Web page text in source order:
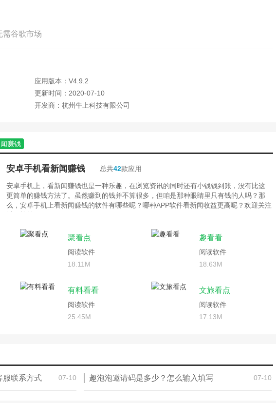
需谷歌市场
应用版本：V4.9.2
更新时间：2020-07-10
开发商：杭州牛上科技有限公司
赚钱
安卓手机看新闻赚钱 总共42款应用
安卓手机上，看新闻赚钱也是一种乐趣，在浏览资讯的同时还有小钱钱到账，没有比这
更简单的赚钱方法了。虽然赚到的钱并不算很多，但咱是那种眼睛里只有钱的人吗？那
么，安卓手机上看新闻赚钱的软件有哪些呢？哪种APP软件看新闻收益更高呢？欢迎关注
聚看点
阅读软件
18.11M
趣看看
阅读软件
18.63M
有料看看
阅读软件
25.45M
文旅看点
阅读软件
17.13M
服联系方式 07-10 趣泡泡邀请码是多少？怎么输入填写 07-10